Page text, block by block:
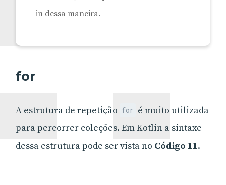
in dessa maneira.
for
A estrutura de repetição for é muito utilizada
para percorrer coleções. Em Kotlin a sintaxe
dessa estrutura pode ser vista no Código 11.